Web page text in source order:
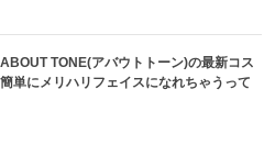
ABOUT TONE(アバウトトーン)の最新コス
単にメリハリフェイスになれちゃうって